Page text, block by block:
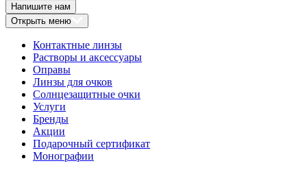
Напишите нам
Открыть меню
Контактные линзы
Растворы и аксессуары
Оправы
Линзы для очков
Солнцезащитные очки
Услуги
Бренды
Акции
Подарочный сертификат
Монографии